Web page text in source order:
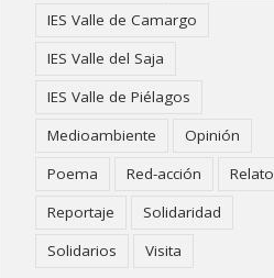
IES Valle de Camargo
IES Valle del Saja
IES Valle de Piélagos
Medioambiente
Opinión
Poema
Red-acción
Relato
Reportaje
Solidaridad
Solidarios
Visita